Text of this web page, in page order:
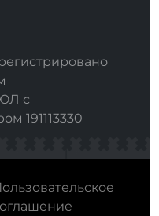
с
191113330